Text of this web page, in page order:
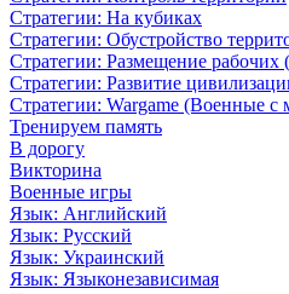
Стратегии: На кубиках
Стратегии: Обустройство
Стратегии: Размещение рабочих
Стратегии: Развитие
Стратегии: Wargame (Военные
Тренируем память
В дорогу
Викторина
Военные игры
Язык: Английский
Язык: Русский
Язык: Украинский
Язык: Языконезависимая